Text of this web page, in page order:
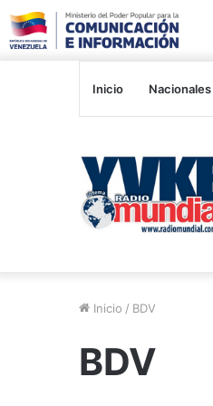
Inicio Nacionales
Inicio / BDV
BDV